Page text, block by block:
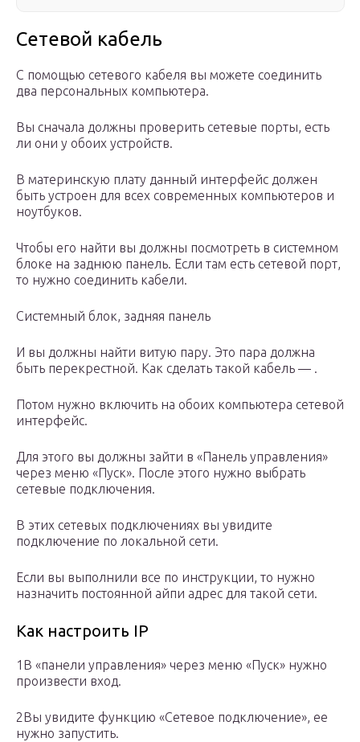
Сетевой кабель
С помощью сетевого кабеля вы можете соединить
два персональных компьютера.
Вы сначала должны проверить сетевые порты, есть
ли они у обоих устройств.
В материнскую плату данный интерфейс должен
быть устроен для всех современных компьютеров и
ноутбуков.
Чтобы его найти вы должны посмотреть в системном
блоке на заднюю панель. Если там есть сетевой порт,
то нужно соединить кабели.
Системный блок, задняя панель
И вы должны найти витую пару. Это пара должна
быть перекрестной. Как сделать такой кабель — .
Потом нужно включить на обоих компьютера сетевой
интерфейс.
Для этого вы должны зайти в «Панель управления»
через меню «Пуск». После этого нужно выбрать
сетевые подключения.
В этих сетевых подключениях вы увидите
подключение по локальной сети.
Если вы выполнили все по инструкции, то нужно
назначить постоянной айпи адрес для такой сети.
Как настроить IP
1В «панели управления» через меню «Пуск» нужно
произвести вход.
2Вы увидите функцию «Сетевое подключение», ее
нужно запустить.